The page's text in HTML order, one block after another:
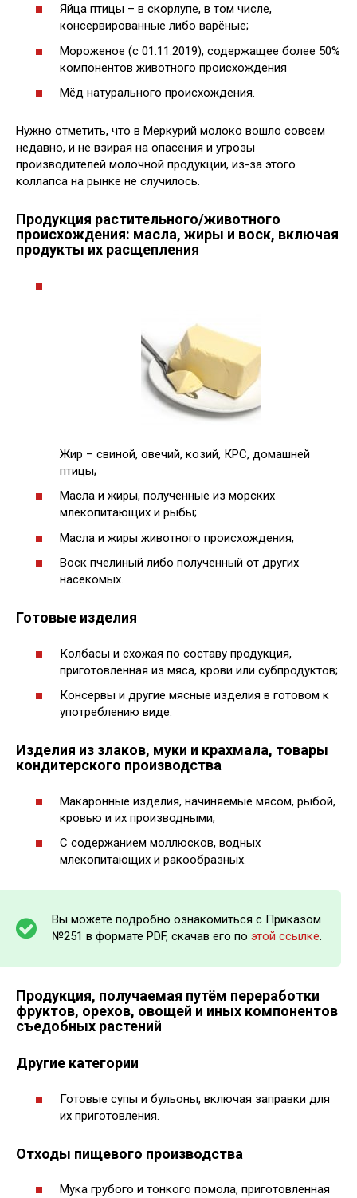
Яйца птицы – в скорлупе, в том числе,
консервированные либо варёные;
Мороженое (с 01.11.2019), содержащее более 50%
компонентов животного происхождения
Мёд натурального происхождения.
Нужно отметить, что в Меркурий молоко вошло совсем
недавно, и не взирая на опасения и угрозы
производителей молочной продукции, из-за этого
коллапса на рынке не случилось.
Продукция растительного/животного
происхождения: масла, жиры и воск, включая
продукты их расщепления
Жир – свиной, овечий, козий, КРС, домашней
птицы;
Масла и жиры, полученные из морских
млекопитающих и рыбы;
Масла и жиры животного происхождения;
Воск пчелиный либо полученный от других
насекомых.
Готовые изделия
Колбасы и схожая по составу продукция,
приготовленная из мяса, крови или субпродуктов;
Консервы и другие мясные изделия в готовом к
употреблению виде.
Изделия из злаков, муки и крахмала, товары
кондитерского производства
Макаронные изделия, начиняемые мясом, рыбой,
кровью и их производными;
С содержанием моллюсков, водных
млекопитающих и ракообразных.
Вы можете подробно ознакомиться с Приказом
№251 в формате PDF, скачав его по этой ссылке.
Продукция, получаемая путём переработки
фруктов, орехов, овощей и иных компонентов
съедобных растений
Другие категории
Готовые супы и бульоны, включая заправки для
их приготовления.
Отходы пищевого производства
Мука грубого и тонкого помола, приготовленная